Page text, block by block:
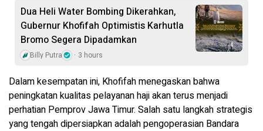
Dua Heli Water Bombing Dikerahkan,
Gubernur Khofifah Optimistis Karhutla
Bromo Segera Dipadamkan
Billy Putra 3 hours
Dalam kesempatan ini, Khofifah menegaskan bahwa
peningkatan kualitas pelayanan haji akan terus menjadi
perhatian Pemprov Jawa Timur. Salah satu langkah strategis
yang tengah dipersiapkan adalah pengoperasian Bandara